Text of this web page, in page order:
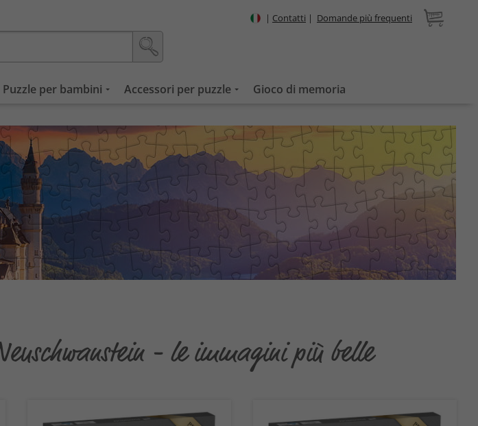
| Contatti | Domande più frequenti
Puzzle per bambini Accessori per puzzle Gioco di memoria
- le immagini più belle